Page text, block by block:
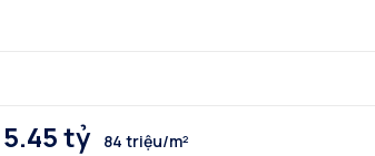
5.45 tỷ
84 triệu/m²